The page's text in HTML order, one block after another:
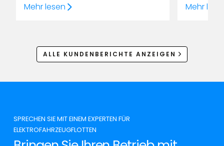
Mehr lesen Mehr
ALLE KUNDENBERICHTE ANZEIGEN
SPRECHEN SIE MIT EINEM EXPERTEN FÜR
ELEKTROFAHRZEUGFLOTTEN